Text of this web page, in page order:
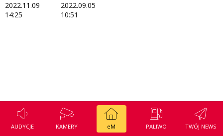
AUDYCJE KAMERY eM PALIWO TWÓJ NEWS
2022.11.09
14:25
2022.09.05
10:51